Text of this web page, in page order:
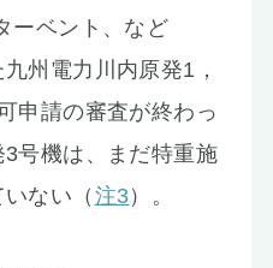
ーベント、など
州電力川内原発1，
申請の審査が終わっ
号機は、まだ特重施
ない（ 注3）。